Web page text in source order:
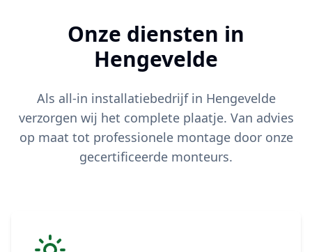
Onze diensten in
Hengevelde
Als all-in installatiebedrijf in Hengevelde
verzorgen wij het complete plaatje. Van advies
op maat tot professionele montage door onze
gecertificeerde monteurs.